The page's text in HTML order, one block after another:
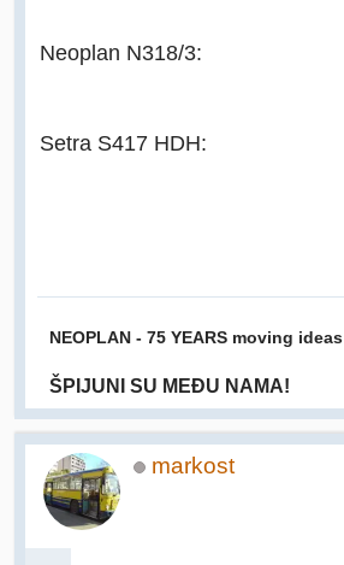
Neoplan N318/3:
Setra S417 HDH:
NEOPLAN - 75 YEARS moving ideas
ŠPIJUNI SU MEĐU NAMA!
markost